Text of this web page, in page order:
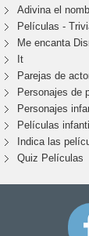
Adivina el
Películas -
Me encanta
It
Parejas de
Personajes de
Personajes
Películas
Indica las
Quiz Películas